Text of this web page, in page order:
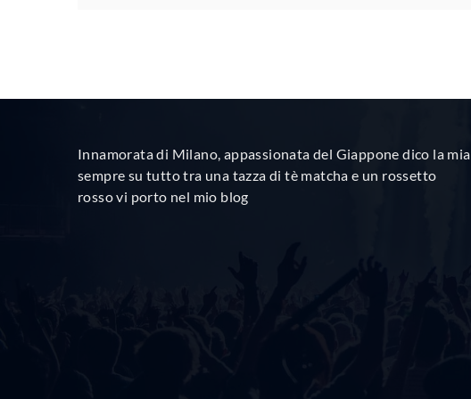
Innamorata di Milano, appassionata del Giappone dico la mia
sempre su tutto tra una tazza di tè matcha e un rossetto
rosso vi porto nel mio blog